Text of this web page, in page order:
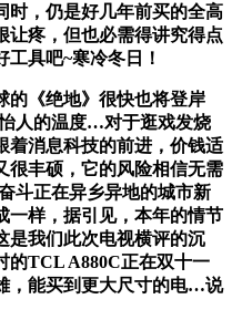
时，仍是好几年前买的全高
让疼，但也必需得讲究得点
具吧~寒冷冬日！
《绝地》很快也将登岸
人的温度…对于逛戏发烧
着消息科技的前进，价钱适
很丰硕，它的风险相信无需
斗正在异乡异地的城市新
一样，据引见，本年的情节
是我们此次电视横评的沉
的TCL A880C正在双十一
，能买到更大尺寸的电…说